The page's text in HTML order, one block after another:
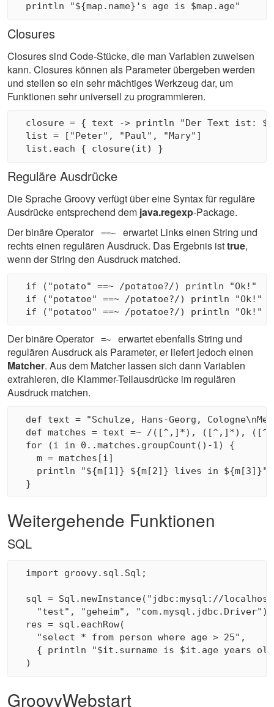
Closures
Closures sind Code-Stücke, die man Variablen zuweisen
kann. Closures können als Parameter übergeben werden
und stellen so ein sehr mächtiges Werkzeug dar, um
Funktionen sehr universell zu programmieren.
closure = { text -> println "Der Text ist:
  list = ["Peter", "Paul", "Mary"]
Reguläre Ausdrücke
Die Sprache Groovy verfügt über eine Syntax für reguläre
Ausdrücke entsprechend dem java.regexp-Package.
Der binäre Operator
==~
erwartet Links einen String und
rechts einen regulären Ausdruck. Das Ergebnis isttrue,
wenn der String den Ausdruck matched.
  if ("potato" ==~ /potatoe?/) println "Ok!"
  if ("potatoe" ==~ /potatoe?/) println "Ok!"
Der binäre Operator =~
erwartet ebenfalls String und
regulären Ausdruck als Parameter, er liefert jedoch einen
Matcher. Aus dem Matcher lassen sich dann Variablen
extrahieren, die Klammer-Teilausdrücke im regulären
Ausdruck matchen.
def text = "Schulze, Hans-Georg,
def matches = text =~ /([^,]*), ([^,]*),
  for (i in 0..matches.groupCount()-1) {
    m = matches[i]
    println "${m[1]} ${m[2]} lives in ${m[3]}"
Weitergehende Funktionen
SQL
  import groovy.sql.Sql;
sql = Sql.newInstance("jdbc:mysql://
    "test", "geheim", "com.mysql.jdbc.Driver");
  res = sql.eachRow(
    "select * from person where age > 25",
{ println "$it.surname is $it.age years
GroovyWebstart